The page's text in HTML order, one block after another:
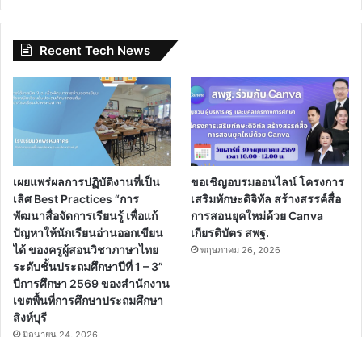
ดาวน์โหลดไฟล์ฟรี แผนการสอนครบชั้น ตาม
พฤษภาคม 28, 2020
คุรุสภาเปิดอบรมหลักสูตรออนไลน์ จำนวน 4
หลักสูตร เนื่องในวันครู
มกราคม 12, 2023
แจกไฟล์ word แบบฝึกทักษะการอ่าน ป.1-ป.3
เมษายน 6, 2020
ดาวน์โหลดไฟล์ คู่มือครูวิชาคณิตศาสตร์ ป.1 ,
ป.2 , ป.4 , ป.5 ไฟล์ PDF (มีเฉลยหนังสือแบบ
ฝึกหัดทั้งแนบท้ายของคู่มือแต่ละเล่ม)
ธันวาคม 10, 2020